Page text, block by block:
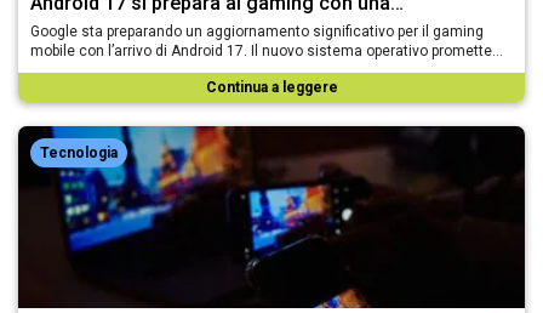
Google sta preparando un aggiornamento significativo per il gaming
mobile con l’arrivo di Android 17. Il nuovo sistema operativo promette…
Continua a leggere
Tecnologia